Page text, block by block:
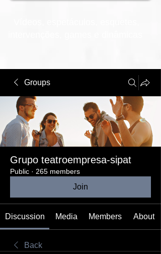
Groups
Grupo teatroempresa-sipat
Public · 265 members
Join
Discussion Media Members About
Back